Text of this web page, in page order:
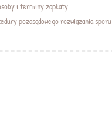
i terminy zapłaty
pozasądowego rozwiązania sporu